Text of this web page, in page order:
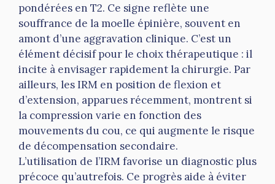
pondérées en T2. Ce signe reflète une
souffrance de la moelle épinière, souvent en
amont d’une aggravation clinique. C’est un
élément décisif pour le choix thérapeutique : il
incite à envisager rapidement la chirurgie. Par
ailleurs, les IRM en position de flexion et
d’extension, apparues récemment, montrent si
la compression varie en fonction des
mouvements du cou, ce qui augmente le risque
de décompensation secondaire.
L’utilisation de l’IRM favorise un diagnostic plus
précoce qu’autrefois. Ce progrès aide à éviter